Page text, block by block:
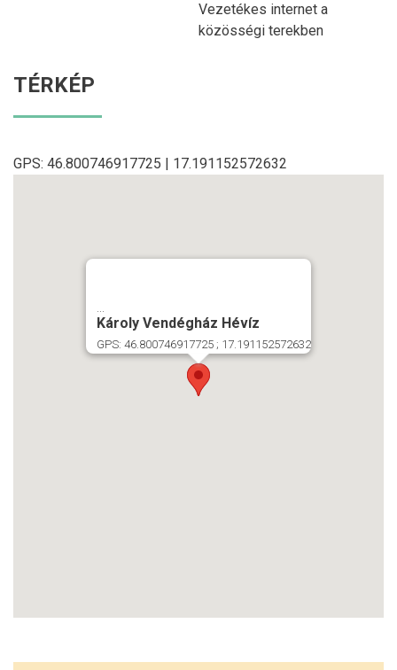
Vezetékes internet a
közösségi terekben
TÉRKÉP
GPS: 46.800746917725 | 17.191152572632
...
Károly Vendégház Hévíz
GPS: 46.800746917725 ; 17.191152572632